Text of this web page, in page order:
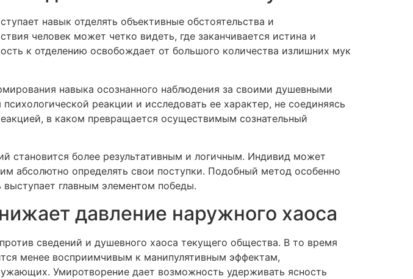
навык отделять объективные обстоятельства и
человек может четко видеть, где заканчивается истина и
к отделению освобождает от большого количества излишних мук
навыка осознанного наблюдения за своими душевными
реакции и исследовать ее характер, не соединяясь
в каком превращается осуществимым сознательный
становится более результативным и логичным. Индивид может
абсолютно определять свои поступки. Подобный метод особенно
главным элементом победы.
давление наружного хаоса
сведений и душевного хаоса текущего общества. В то время
менее восприимчивым к манипулятивным эффектам,
Умиротворение дает возможность удерживать ясность